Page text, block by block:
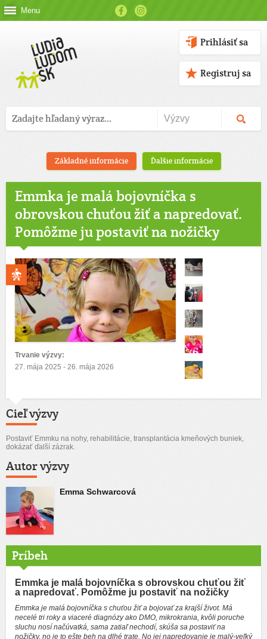
Menu
Prihlásiť sa
Registruj sa
Základné informácie Ďalšie informácie
Emmka je malá bojovníčka s
obrovskou chuťou žiť a napredovať.
Pomôžme ju postaviť na nožičky
Trvanie výzvy:
27. mája 2025 - 26. mája 2026
Cieľ výzvy
Postaviť Emmku na nohy, rehabilitácie, transplantácia kmeňových buniek,
dokázať ďalší zázrak.
Autor výzvy
Emma Schwarcová
Príbeh
Emmka je malá bojovníčka s obrovskou chuťou žiť
a napredovať. Pomôžme ju postaviť na nožičky
Emmka je malá bojovníčka s chuťou žiť a bojovať za krajší život. Má
necelé tri roky a viaceré diagnózy ako DMO, mikrokrania, kvôli poruche
sluchu nosí načúvatká, sama zatiaľ nechodí, skúša sa postaviť na
nožičky, no je to ešte beh na dlhé trate. No jej napredovanie je malý-veľký